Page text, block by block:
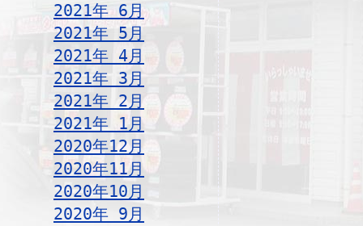
2021年 6月
2021年 5月
2021年 4月
2021年 3月
2021年 2月
2021年 1月
2020年12月
2020年11月
2020年10月
2020年 9月